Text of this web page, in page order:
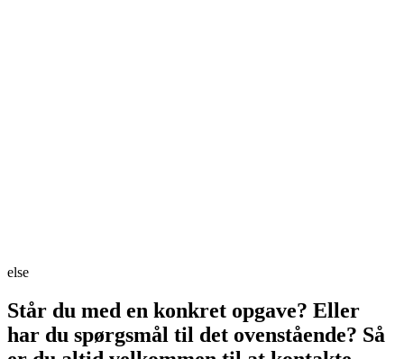
else
Står du med en konkret opgave? Eller
har du spørgsmål til det ovenstående? Så